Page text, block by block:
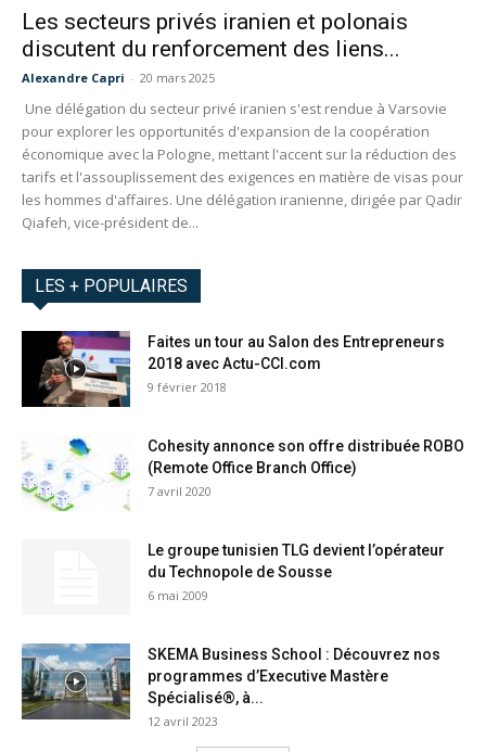
Les secteurs privés iranien et polonais
discutent du renforcement des liens...
Alexandre Capri - 20 mars 2025
Une délégation du secteur privé iranien s'est rendue à Varsovie
pour explorer les opportunités d'expansion de la coopération
économique avec la Pologne, mettant l'accent sur la réduction des
tarifs et l'assouplissement des exigences en matière de visas pour
les hommes d'affaires. Une délégation iranienne, dirigée par Qadir
Qiafeh, vice-président de...
LES + POPULAIRES
Faites un tour au Salon des Entrepreneurs
2018 avec Actu-CCI.com
9 février 2018
Cohesity annonce son offre distribuée ROBO
(Remote Office Branch Office)
7 avril 2020
Le groupe tunisien TLG devient l’opérateur
du Technopole de Sousse
6 mai 2009
SKEMA Business School : Découvrez nos
programmes d’Executive Mastère
Spécialisé®, à...
12 avril 2023